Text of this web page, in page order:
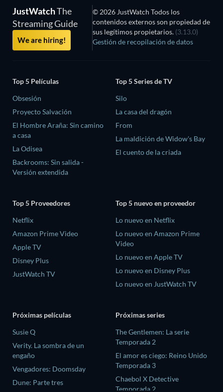
JustWatchThe
Streaming Guide
We are hiring!
© 2026 JustWatch Todos los
contenidos externos son propiedad de
sus legítimos propietarios. (3.13.0)
Gestión de recopilación de datos
Top 5 Películas
Obsesión
Proyecto Salvación
El Hombre Araña: Sin camino
a casa
La Odisea
Backrooms: Sin salida -
Versión extendida
Top 5 Series de TV
Silo
La casa del dragón
From
La maldición de Widow's Bay
El cuento de la criada
Top 5 Proveedores
Netflix
Amazon Prime Video
Apple TV
Disney Plus
JustWatch TV
Top 5 nuevo en proveedor
Lo nuevo en Netflix
Lo nuevo en Amazon Prime
Video
Lo nuevo en Apple TV
Lo nuevo en Disney Plus
Lo nuevo en JustWatch TV
Próximas películas
Susie Q
Verity. La sombra de un
engaño
Vengadores: Doomsday
Dune: Parte tres
Próximas series
The Gentlemen: La serie
Temporada 2
El amor es ciego: Reino Unido
Temporada 3
Chaebol X Detective
Temporada 2